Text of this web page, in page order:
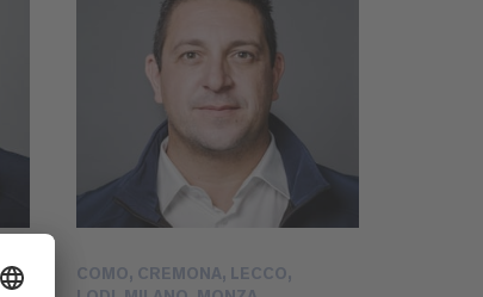
COMO, CREMONA, LECCO,